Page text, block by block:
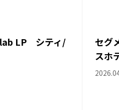
LP シティ/
セグ
スホ